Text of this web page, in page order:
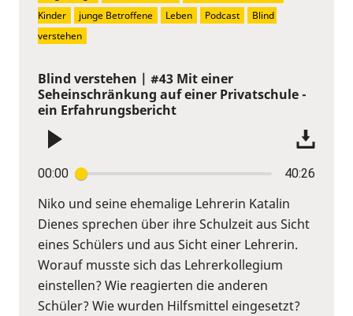
Blind verstehen | #43 Mit einer
Seheinschränkung auf einer Privatschule -
ein Erfahrungsbericht
00:00 40:26
Niko und seine ehemalige Lehrerin Katalin
Dienes sprechen über ihre Schulzeit aus Sicht
eines Schülers und aus Sicht einer Lehrerin.
Worauf musste sich das Lehrerkollegium
einstellen? Wie reagierten die anderen
Schüler? Wie wurden Hilfsmittel eingesetzt?
Kinder
junge Betroffene Leben Podcast
Blind
verstehen